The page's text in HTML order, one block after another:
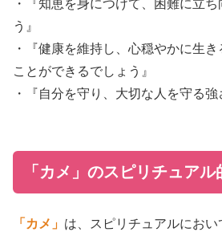
・『知恵を身につけて、困難に立
う』
・『健康を維持し、心穏やかに生
ことができるでしょう』
・『自分を守り、大切な人を守る強
「カメ」のスピリチュア
「カメ」 は、スピリチュアルにお